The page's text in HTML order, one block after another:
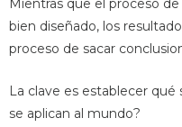
bien diseñado, los
proceso de sacar
La clave es establecer qué
se aplican al mundo?